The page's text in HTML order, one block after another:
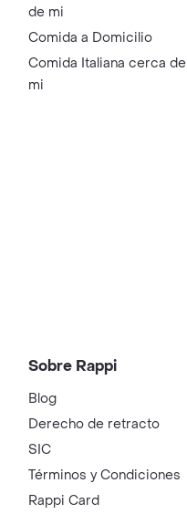
de mi
Comida a Domicilio
Comida Italiana cerca de
mi
Sobre Rappi
Blog
Derecho de retracto
SIC
Términos y Condiciones
Rappi Card